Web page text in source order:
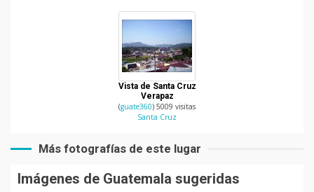
Vista de Santa Cruz
Verapaz
(guate360) 5009 visitas
Santa Cruz
Más fotografías de este lugar
Imágenes de Guatemala sugeridas